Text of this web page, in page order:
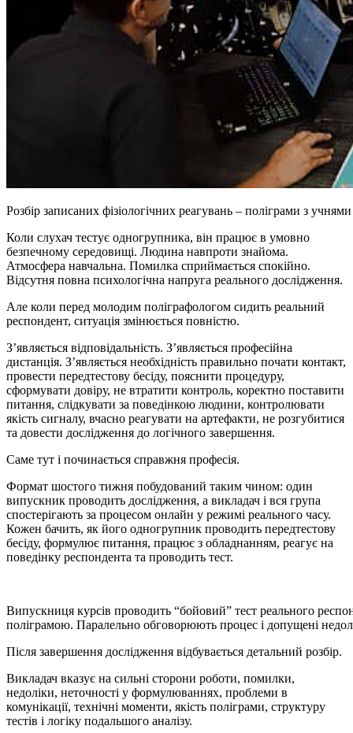
Розбір записаних фізіологічних реагувань – поліграми з учнями
Коли слухач тестує одногрупника, він працює в умовно
безпечному середовищі. Людина навпроти знайома.
Атмосфера навчальна. Помилка сприймається спокійно.
Відсутня повна психологічна напруга реального дослідження.
Але коли перед молодим поліграфологом сидить реальний
респондент, ситуація змінюється повністю.
З’являється відповідальність. З’являється професійна
дистанція. З’являється необхідність правильно почати контакт,
провести передтестову бесіду, пояснити процедуру,
сформувати довіру, не втратити контроль, коректно поставити
питання, слідкувати за поведінкою людини, контролювати
якість сигналу, вчасно реагувати на артефакти, не розгубитися
та довести дослідження до логічного завершення.
Саме тут і починається справжня професія.
Формат шостого тижня побудований таким чином: один
випускник проводить дослідження, а викладач і вся група
спостерігають за процесом онлайн у режимі реального часу.
Кожен бачить, як його одногрупник проводить передтестову
бесіду, формулює питання, працює з обладнанням, реагує на
поведінку респондента та проводить тест.
Випускниця курсів проводить “бойовий” тест реального
поліграмою. Паралельно обговорюють процес і допущені
Після завершення дослідження відбувається детальний розбір.
Викладач вказує на сильні сторони роботи, помилки,
недоліки, неточності у формулюваннях, проблеми в
комунікації, технічні моменти, якість поліграми, структуру
тестів і логіку подальшого аналізу.